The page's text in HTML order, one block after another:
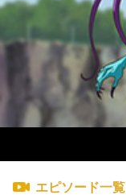
エピソード一覧